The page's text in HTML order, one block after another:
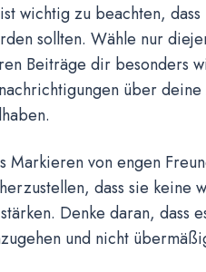
wichtig zu beachten,
sollten. Wähle nur
Beiträge dir besonders
über
Markieren von engen
dass sie keine
Denke daran, dass
und nicht